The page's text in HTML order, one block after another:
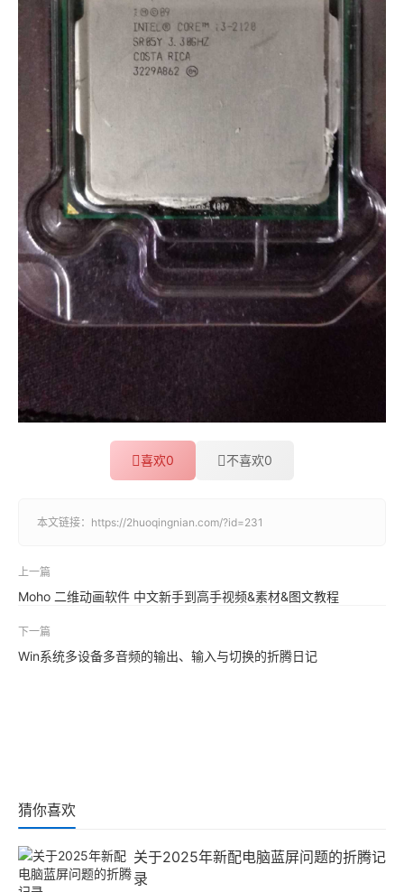
喜欢0 不喜欢0
本文链接： https://2huoqingnian.com/?id=231
上一篇
Moho 二维动画软件 中文新手到高手视频&素材&图文教程
下一篇
Win系统多设备多音频的输出、输入与切换的折腾日记
猜你喜欢
关于2025年新配电脑蓝屏问题的折腾记
录